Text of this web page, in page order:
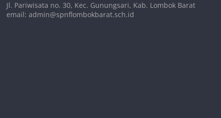
Jl. Pariwisata no. 30, Kec. Gunungsari, Kab. Lombok Barat
email: admin@spnflombokbarat.sch.id